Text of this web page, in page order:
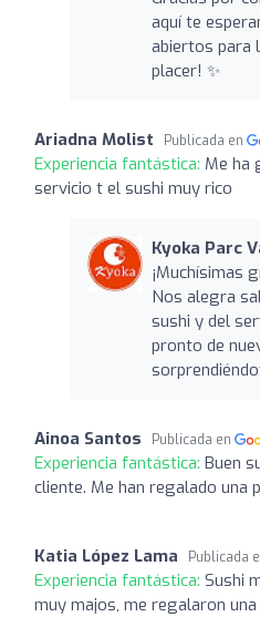
aquí te
abiertos para
placer! ✨
Ariadna Molist Publicada en
Experiencia fantástica: Me ha
servicio t el sushi muy rico
Kyoka Parc
¡Muchísimas
Nos alegra
sushi y del
pronto de
Ainoa Santos Publicada en
Experiencia fantástica: Buen
cliente. Me han regalado una
Katia López Lama Publicada
Experiencia fantástica: Sushi
muy majos, me regalaron